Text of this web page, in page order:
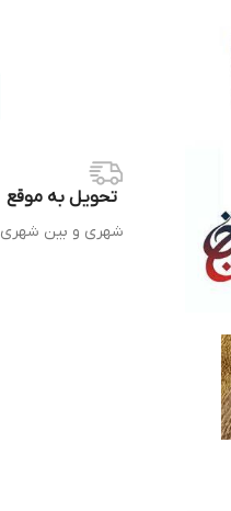
تحویل به موقع
شهری و بین شهری